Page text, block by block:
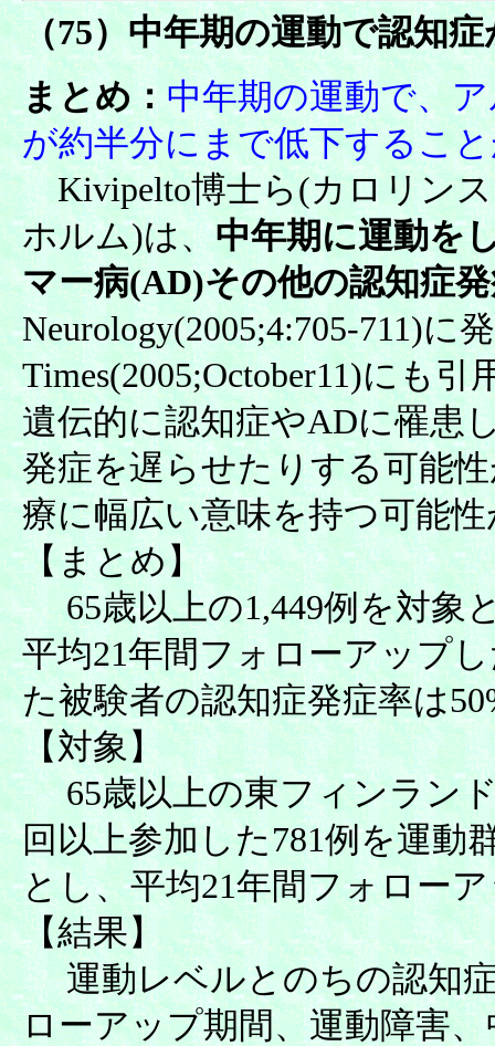
（75）中年期の運動で認知
まとめ：中年期の運動で、
が約半分にまで低下するこ
Kivipelto博士ら(カロリンス
ホルム)は、中年期に運動を
マー病(AD)その他の認知症
Neurology(2005;4:705-711)に
Times(2005;October11)にも
遺伝的に認知症やADに罹患
発症を遅らせたりする可能
療に幅広い意味を持つ可能
【まとめ】
65歳以上の1,449例を対象
平均21年間フォローアップ
た被験者の認知症発症率は
【対象】
65歳以上の東フィンランド
回以上参加した781例を運動
とし、平均21年間フォロー
【結果】
運動レベルとのちの認知症
ローアップ期間、運動障害